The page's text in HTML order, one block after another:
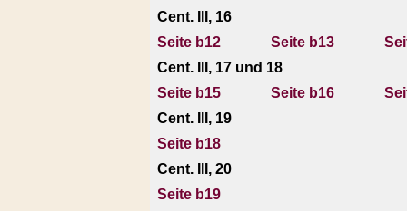
Cent. III, 16
Seite b12
Seite b13
Cent. III, 17 und 18
Seite b15
Seite b16
Cent. III, 19
Seite b18
Cent. III, 20
Seite b19